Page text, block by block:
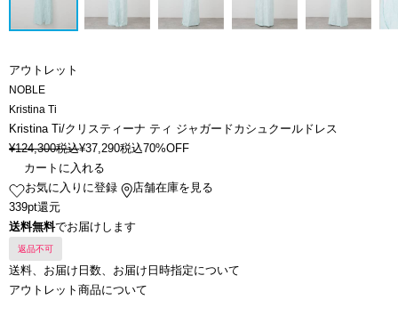
アウトレット
NOBLE
Kristina Ti
Kristina Ti/クリスティーナ ティ ジャガードカシュクールドレス
¥124,300税込¥37,290税込70%OFF
カートに入れる
お気に入りに登録
店舗在庫を見る
339pt還元
送料無料でお届けします
返品不可
送料、お届け日数、お届け日時指定について
アウトレット商品について